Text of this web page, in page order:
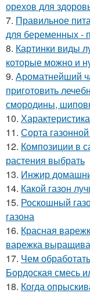
орехов для
7. Правильное
для беременных -
8. Картинки виды
которые можно и
9. Ароматнейший
приготовить
смородины,
10.
11. Сорта
12. Композиции в
растения выбрать
13. Инжир
14. Какой газон
15. Роскошный
газона
16. Красная
варежка
17. Чем
Бордоская смесь
18. Когда